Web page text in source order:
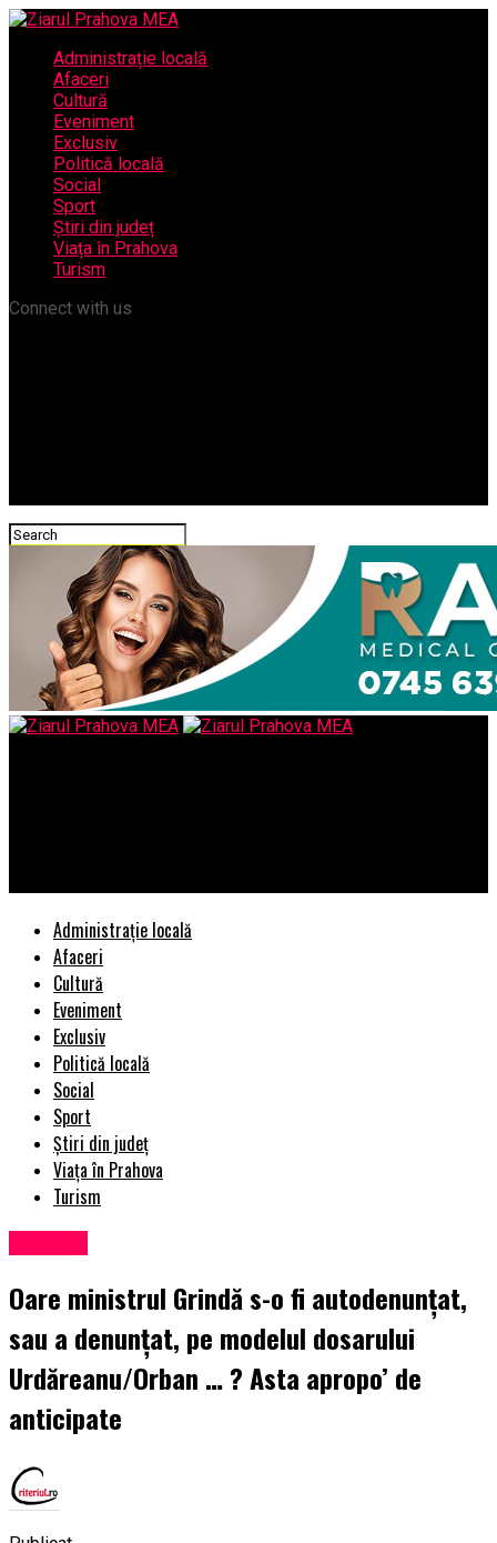
Administrație locală
Afaceri
Cultură
Eveniment
Exclusiv
Politică locală
Social
Sport
Știri din județ
Viața în Prahova
Turism
Connect with us
Administrație locală
Afaceri
Cultură
Eveniment
Exclusiv
Politică locală
Social
Sport
Știri din județ
Viața în Prahova
Turism
Oare ministrul Grindă s-o fi autodenunțat,
sau a denunțat, pe modelul dosarului
Urdăreanu/Orban … ? Asta apropo’ de
anticipate